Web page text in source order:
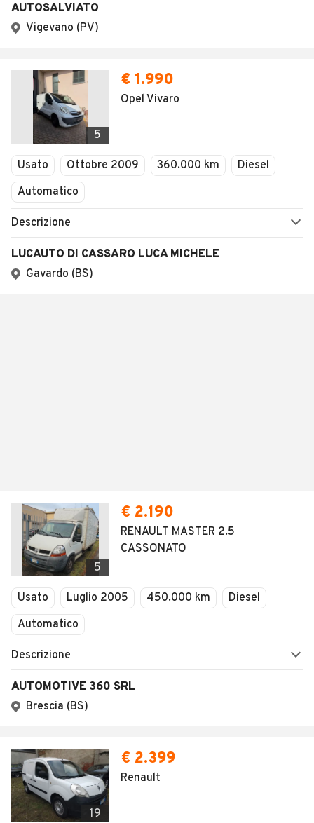
AUTOSALVIATO
Vigevano (PV)
5
€ 1.990
Opel Vivaro
Usato Ottobre 2009 360.000 km
Diesel
Automatico
Descrizione
LUCAUTO DI CASSARO LUCA MICHELE
Gavardo (BS)
5
€ 2.190
RENAULT MASTER 2.5
CASSONATO
Usato Luglio 2005 450.000 km
Diesel
Automatico
Descrizione
AUTOMOTIVE 360 SRL
Brescia (BS)
19
€ 2.399
Renault